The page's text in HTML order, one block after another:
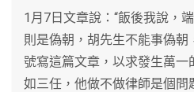
1月7日文章說：“飯後我說，
則是偽朝，胡先生不能事偽
號寫這篇文章，以求發生萬一
如三任，他做不做律師是個問